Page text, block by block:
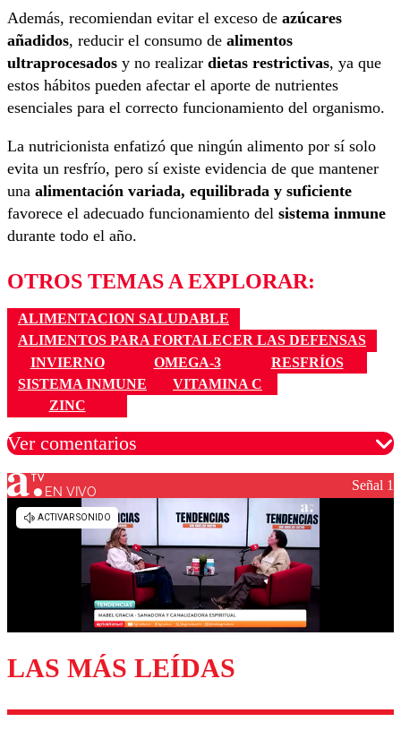
Además, recomiendan evitar el exceso de azúcares
añadidos, reducir el consumo de alimentos
ultraprocesados y no realizar dietas restrictivas, ya que
estos hábitos pueden afectar el aporte de nutrientes
esenciales para el correcto funcionamiento del organismo.
La nutricionista enfatizó que ningún alimento por sí solo
evita un resfrío, pero sí existe evidencia de que mantener
una alimentación variada, equilibrada y suficiente
favorece el adecuado funcionamiento del sistema inmune
durante todo el año.
OTROS TEMAS A EXPLORAR:
ALIMENTACION SALUDABLE
ALIMENTOS PARA FORTALECER LAS DEFENSAS
INVIERNO
OMEGA-3
RESFRÍOS
SISTEMA INMUNE
VITAMINA C
ZINC
Ver comentarios
Los comentarios son moderados para garantizar un
diálogo respetuoso.
Enviar comentario
EN VIVO Señal 1
LAS MÁS LEÍDAS